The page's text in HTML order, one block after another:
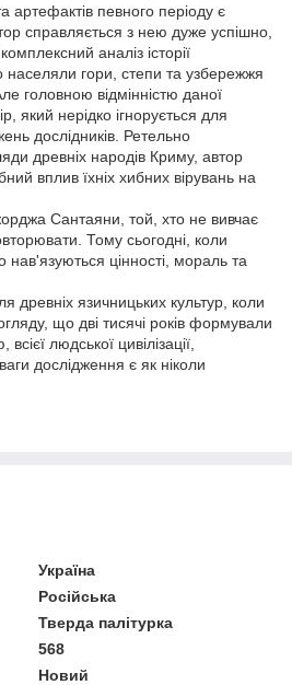
артефактів певного періоду є
справляється з нею дуже успішно,
аналіз історії
населяли гори, степи та узбережжя
головною відмінністю даної
який нерідко ігнорується для
дослідників. Ретельно
древніх народів Криму, автор
вплив їхніх хибних вірувань на
Сантаяни, той, хто не вивчає
Тому сьогодні, коли
нав'язуються цінності, мораль та
древніх язичницьких культур, коли
що дві тисячі років формували
людської цивілізації,
дослідження є як ніколи
Україна
Російська
Тверда палітурка
568
Новий